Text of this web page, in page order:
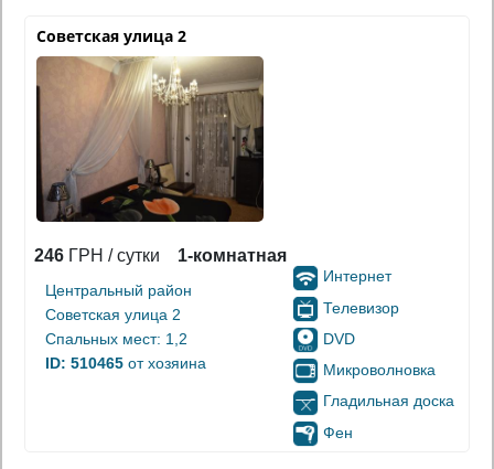
Советская улица 2
246 ГРН / сутки 1-комнатная
Центральный район
Советская улица 2
Спальных мест: 1,2
ID: 510465 от хозяина
Интернет
Телевизор
DVD
Микроволновка
Гладильная доска
Фен